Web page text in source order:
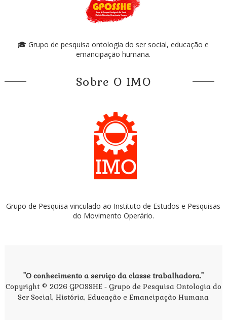
🎓 Grupo de pesquisa ontologia do ser social, educação e
emancipação humana.
Sobre O IMO
Grupo de Pesquisa vinculado ao Instituto de Estudos e Pesquisas
do Movimento Operário.
"O conhecimento a serviço da classe trabalhadora."
Copyright © 2026 GPOSSHE - Grupo de Pesquisa Ontologia do
Ser Social, História, Educação e Emancipação Humana